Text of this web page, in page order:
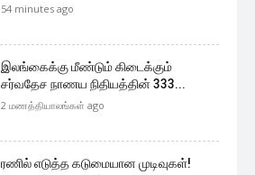
54 minutes ago
இலங்கைக்கு மீண்டும் கிடைக்கும்
சர்வதேச நாணய நிதியத்தின் 333...
2 மணத்தியாலங்கள் ago
ரணில் எடுத்த கடுமையான முடிவுகள்!